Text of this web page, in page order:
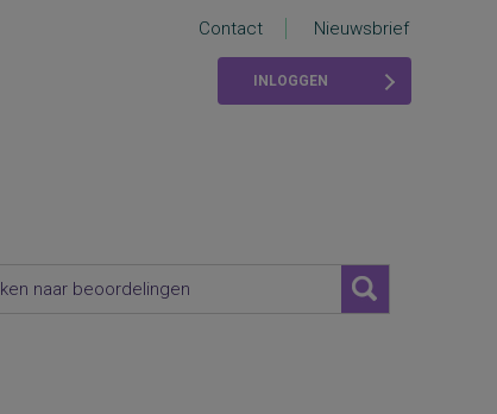
Contact Nieuwsbrief
INLOGGEN